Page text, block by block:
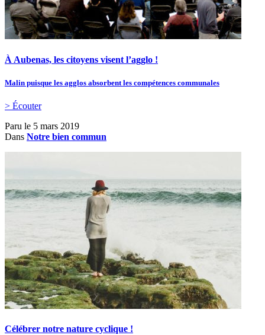
À Aubenas, les citoyens visent l’agglo !
Malin puisque les agglos absorbent les compétences communales
> Écouter
Paru le 5 mars 2019
Dans Notre bien commun
Célébrer notre nature cyclique !